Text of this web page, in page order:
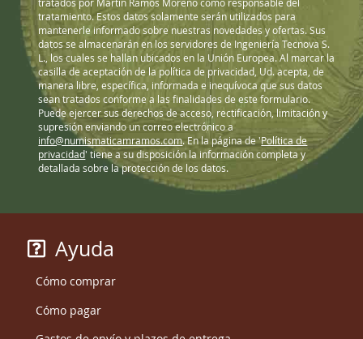
tratados por Martín Ramos Moreno como responsable del
tratamiento. Estos datos solamente serán utilizados para
mantenerle informado sobre nuestras novedades y ofertas. Sus
datos se almacenarán en los servidores de Ingeniería Tecnova S.
L., los cuales se hallan ubicados en la Unión Europea. Al marcar la
casilla de aceptación de la política de privacidad, Ud. acepta, de
manera libre, específica, informada e inequívoca que sus datos
sean tratados conforme a las finalidades de este formulario.
Puede ejercer sus derechos de acceso, rectificación, limitación y
supresión enviando un correo electrónico a
info@numismaticamramos.com. En la página de 'Política de
privacidad' tiene a su disposición la información completa y
detallada sobre la protección de los datos.
Ayuda
Cómo comprar
Cómo pagar